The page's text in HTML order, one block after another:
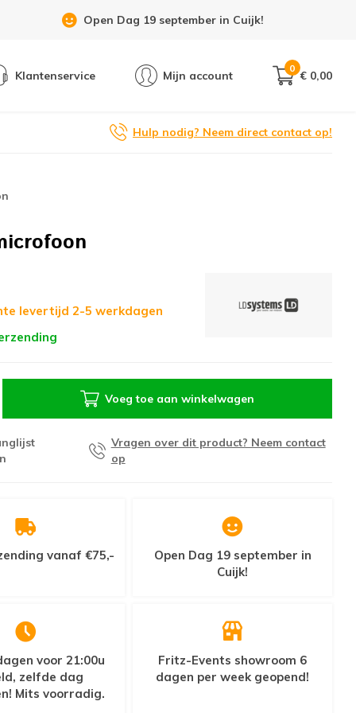
Showroom 6 dagen per week geopend!
Klantenservice Mijn account
0
€ 0,00
Hulp nodig? Neem direct contact op!
levertijd 2-5 werkdagen
Voeg toe aan winkelwagen
Vragen over dit product? Neem contact
op
vanaf €75,-
Open Dag 19 september in
Cuijk!
voor 21:00u
zelfde dag
Mits voorradig.
Fritz-Events showroom 6
dagen per week geopend!